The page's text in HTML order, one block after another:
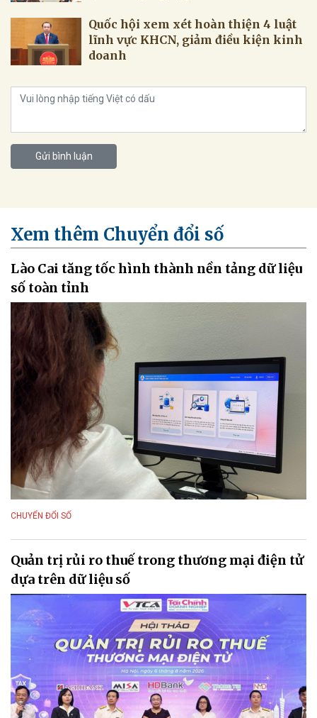
Quốc hội xem xét hoàn thiện 4 luật
lĩnh vực KHCN, giảm điều kiện kinh
doanh
Gửi bình luận
Xem thêm Chuyển đổi số
Lào Cai tăng tốc hình thành nền tảng dữ liệu
số toàn tỉnh
CHUYỂN ĐỔI SỐ
Quản trị rủi ro thuế trong thương mại điện tử
dựa trên dữ liệu số